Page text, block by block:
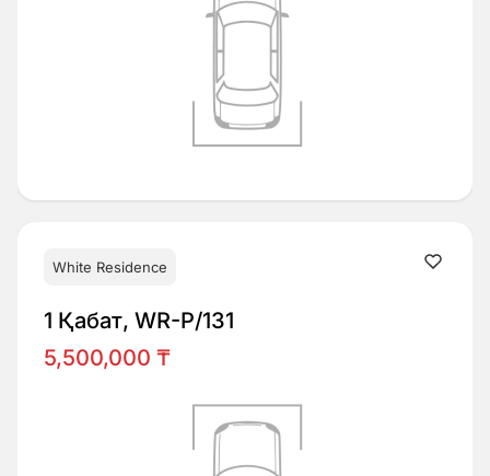
White Residence
1 Қабат, WR-P/131
5,500,000 ₸